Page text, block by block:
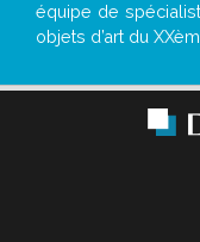
équipe de
objets d’art du